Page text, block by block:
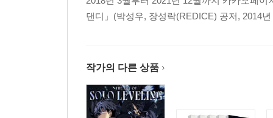
댄디」(박성우, 장성락(REDICE) 공저, 2014
작가의 다른 상품